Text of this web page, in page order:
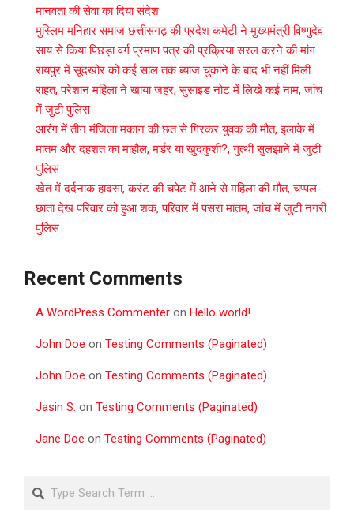
मानवता की सेवा का दिया संदेश
मुस्लिम मनिहार समाज छत्तीसगढ़ की प्रदेश कमेटी ने मुख्यमंत्री विष्णुदेव
साय से किया पिछड़ा वर्ग प्रमाण पत्र की प्रक्रिया सरल करने की मांग
रायपुर में सूदखोर को कई साल तक ब्याज चुकाने के बाद भी नहीं मिली
राहत, परेशान महिला ने खाया जहर, सुसाइड नोट में लिखे कई नाम, जांच
में जुटी पुलिस
आरंग में तीन मंजिला मकान की छत से गिरकर युवक की मौत, इलाके में
मातम और दहशत का माहौल, मर्डर या खुदकुशी?, गुत्थी सुलझाने में जुटी
पुलिस
खेत में दर्दनाक हादसा, करंट की चपेट में आने से महिला की मौत, चप्पल-
छाता देख परिवार को हुआ शक, परिवार में पसरा मातम, जांच में जुटी नगरी
पुलिस
Recent Comments
A WordPress Commenter on Hello world!
John Doe on Testing Comments (Paginated)
John Doe on Testing Comments (Paginated)
Jasin S. on Testing Comments (Paginated)
Jane Doe on Testing Comments (Paginated)
Search